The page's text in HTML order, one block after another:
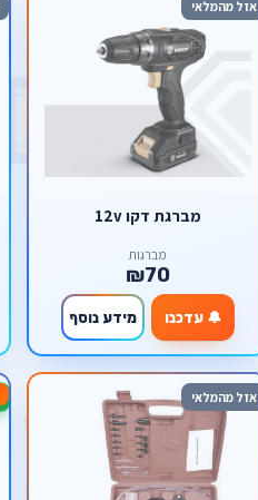
אזל מהמלאי
מברגת דקו 12v
מברגות
₪70
🔔 עדכנו מידע נוסף
אזל מהמלאי